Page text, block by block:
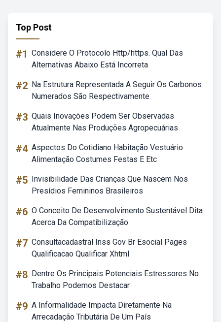
Top Post
#1 Considere O Protocolo Http/https. Qual Das
Alternativas Abaixo Está Incorreta
#2 Na Estrutura Representada A Seguir Os Carbonos
Numerados São Respectivamente
#3 Quais Inovações Podem Ser Observadas
Atualmente Nas Produções Agropecuárias
#4 Aspectos Do Cotidiano Habitação Vestuário
Alimentação Costumes Festas E Etc
#5 Invisibilidade Das Crianças Que Nascem Nos
Presídios Femininos Brasileiros
#6 O Conceito De Desenvolvimento Sustentável Dita
Acerca Da Compatibilização
#7 Consultacadastral Inss Gov Br Esocial Pages
Qualificacao Qualificar Xhtml
#8 Dentre Os Principais Potenciais Estressores No
Trabalho Podemos Destacar
#9 A Informalidade Impacta Diretamente Na
Arrecadação Tributária De Um País